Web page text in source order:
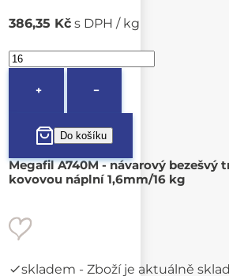
386,35 Kč s DPH / kg
+ −
Megafil A740M - návarový bezešvý
kovovou náplní 1,6mm/16 kg
skladem - Zboží je aktuálně